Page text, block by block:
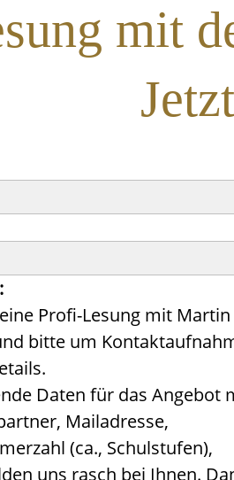
mit
Profi-Lesung mit Martin
bitte um
Daten für das Angebot
Mailadresse,
(ca., Schulstufen),
uns rasch bei Ihnen.